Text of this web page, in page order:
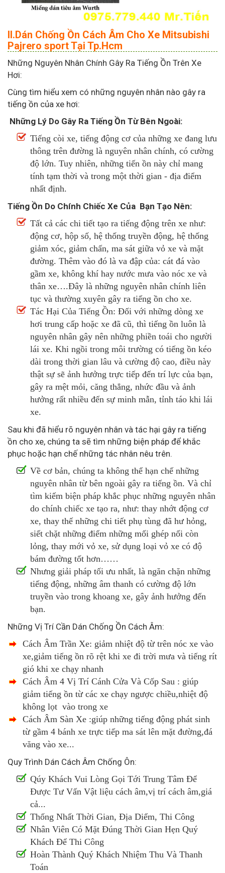
II.Dán Chống Ồn Cách Âm Cho Xe Mitsubishi
Pajrero sport Tại Tp.Hcm
Những Nguyên Nhân Chính Gây Ra Tiếng Ồn Trên Xe
Hơi:
Cùng tìm hiểu xem có những nguyên nhân nào gây ra
tiếng ồn của xe hơi:
Những Lý Do Gây Ra Tiếng Ồn Từ Bên Ngoài:
Tiếng còi xe, tiếng động cơ của những xe đang lưu
thông trên đường là nguyên nhân chính, có cường
độ lớn. Tuy nhiên, những tiến ồn này chỉ mang
tính tạm thời và trong một thời gian - địa điểm
nhất định.
Tiếng Ồn Do Chính Chiếc Xe Của Bạn Tạo Nên:
Tất cả các chi tiết tạo ra tiếng động trên xe như:
động cơ, hộp số, hệ thống truyền động, hệ thống
giảm xóc, giảm chấn, ma sát giữa vỏ xe và mặt
đường. Thêm vào đó là va đập của: cát đá vào
gầm xe, không khí hay nước mưa vào nóc xe và
thân xe….Đây là những nguyên nhân chính liên
tục và thường xuyên gây ra tiếng ồn cho xe.
Tác Hại Của Tiếng Ồn: Đối với những dòng xe
hơi trung cấp hoặc xe đã cũ, thì tiếng ồn luôn là
nguyên nhân gây nên những phiền toái cho người
lái xe. Khi ngồi trong môi trường có tiếng ồn kéo
dài trong thời gian lâu và cường độ cao, điều này
thật sự sẽ ảnh hưởng trực tiếp đến trí lực của bạn,
gây ra mệt mỏi, căng thẳng, nhức đầu và ảnh
hưởng rất nhiều đến sự minh mẫn, tỉnh táo khi lái
xe.
Sau khi đã hiểu rõ nguyên nhân và tác hại gây ra tiếng
ồn cho xe, chúng ta sẽ tìm những biện pháp để khắc
phục hoặc hạn chế những tác nhân nêu trên.
Về cơ bản, chúng ta không thể hạn chế những
nguyên nhân từ bên ngoài gây ra tiếng ồn. Và chỉ
tìm kiếm biện pháp khắc phục những nguyên nhân
do chính chiếc xe tạo ra, như: thay nhớt động cơ
xe, thay thế những chi tiết phụ tùng đã hư hỏng,
siết chặt những điểm những mối ghép nối còn
lỏng, thay mới vỏ xe, sử dụng loại vỏ xe có độ
bám đường tốt hơn……
Nhưng giải pháp tối ưu nhất, là ngăn chặn những
tiếng động, những âm thanh có cường độ lớn
truyền vào trong khoang xe, gây ảnh hưởng đến
bạn.
Những Vị Trí Cần Dán Chống Ồn Cách Âm:
Cách Âm Trần Xe: giảm nhiệt độ từ trên nóc xe vào
xe,giảm tiếng ồn rõ rệt khi xe đi trời mưa và tiếng rít
gió khi xe chạy nhanh
Cách Âm 4 Vị Trí Cánh Cửa Và Cốp Sau : giúp
giảm tiếng ồn từ các xe chạy ngược chiều,nhiệt độ
không lọt vào trong xe
Cách Âm Sàn Xe :giúp những tiếng động phát sinh
từ gầm 4 bánh xe trực tiếp ma sát lên mặt đường,đá
văng vào xe...
Quy Trình Dán Cách Âm Chống Ôn:
Qúy Khách Vui Lòng Gọi Tới Trung Tâm Để
Được Tư Vấn Vật liệu cách âm,vị trí cách âm,giá
cả...
Thống Nhất Thời Gian, Địa Diểm, Thi Công
Nhân Viên Có Mặt Đúng Thời Gian Hẹn Quý
Khách Để Thi Công
Hoàn Thành Quý Khách Nhiệm Thu Và Thanh
Toán